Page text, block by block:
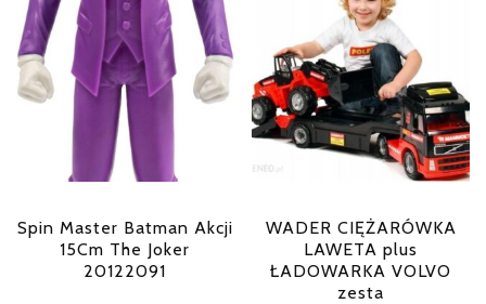
Spin Master Batman Akcji
15Cm The Joker
20122091
WADER CIĘŻARÓWKA
LAWETA plus
ŁADOWARKA VOLVO
zesta